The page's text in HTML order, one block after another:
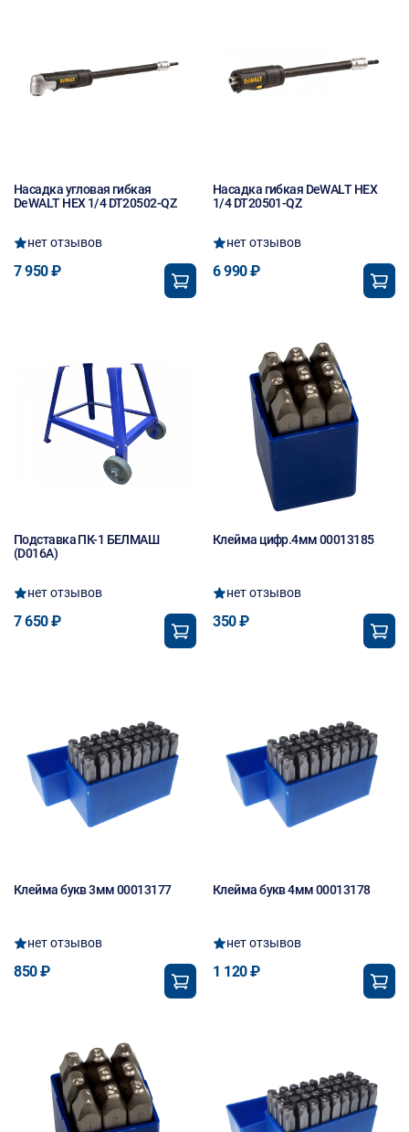
Насадка угловая гибкая
DeWALT HEX 1/4 DT20502-QZ
нет отзывов
7 950 ₽
Насадка гибкая DeWALT HEX
1/4 DT20501-QZ
нет отзывов
6 990 ₽
Подставка ПК-1 БЕЛМАШ
(D016A)
нет отзывов
7 650 ₽
Клейма цифр.4мм 00013185
нет отзывов
350 ₽
Клейма букв 3мм 00013177
нет отзывов
850 ₽
Клейма букв 4мм 00013178
нет отзывов
1 120 ₽